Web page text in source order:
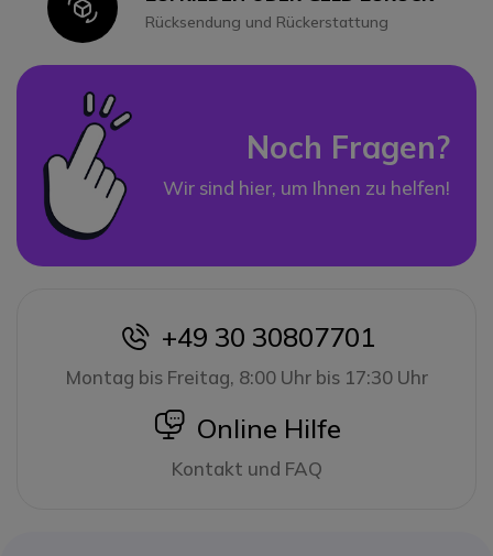
IconRücksendung und Rückerstattung
Noch Fragen?
Wir sind hier, um Ihnen zu helfen!
icon
+49 30 30807701
Montag bis Freitag, 8:00 Uhr bis 17:30 Uhr
icon
Online Hilfe
Kontakt und FAQ